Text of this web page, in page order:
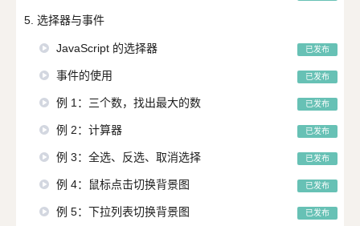
5. 选择器与事件
JavaScript 的选择器 已发布
事件的使用 已发布
例 1：三个数，找出最大的数 已发布
例 2：计算器 已发布
例 3：全选、反选、取消选择 已发布
例 4：鼠标点击切换背景图 已发布
例 5：下拉列表切换背景图 已发布